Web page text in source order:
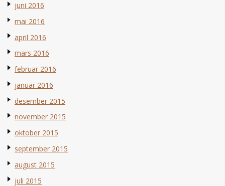
juni 2016
mai 2016
april 2016
mars 2016
februar 2016
januar 2016
desember 2015
november 2015
oktober 2015
september 2015
august 2015
juli 2015